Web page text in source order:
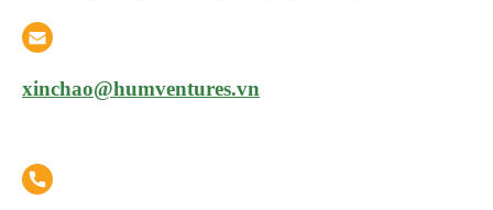
xinchao@humventures.vn